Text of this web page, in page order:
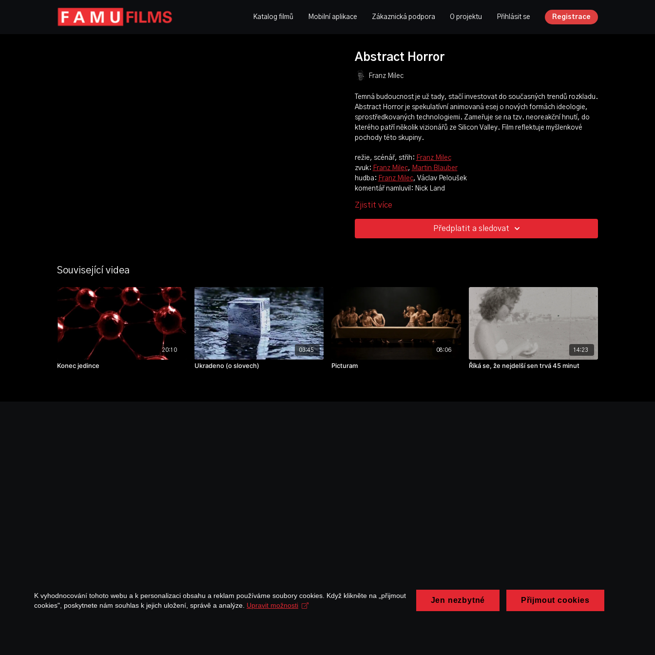
Katalog filmů Mobilní aplikace Zákaznická podpora O projektu Přihlásit se Registrace
Abstract Horror
Franz Milec
Temná budoucnost je už tady, stačí investovat do současných trendů rozkladu.
Abstract Horror je spekulatívní animovaná esej o nových formách ideologie,
sprostředkovaných technologiemi. Zameřuje se na tzv. neoreakční hnutí, do
kterého patří několik vizionářů ze Silicon Valley. Film reflektuje myšlenkové
pochody této skupiny.
režie, scénář, střih: Franz Milec
zvuk: Franz Milec, Martin Blauber
hudba: Franz Milec, Václav Peloušek
komentář namluvil: Nick Land
ročník: 5.
cvičení: absolventský projekt
Zjistit více
Předplatit a sledovat
Související videa
20:10
Konec jedince
03:45
Ukradeno (o slovech)
08:06
Picturam
14:23
Říká se, že nejdelší sen trvá 45 minut
K vyhodnocování tohoto webu a k personalizaci obsahu a reklam používáme soubory cookies. Když klikněte na „přijmout
cookies", poskytnete nám souhlas k jejich uložení, správě a analýze. Upravit možnosti
Jen nezbytné Přijmout cookies